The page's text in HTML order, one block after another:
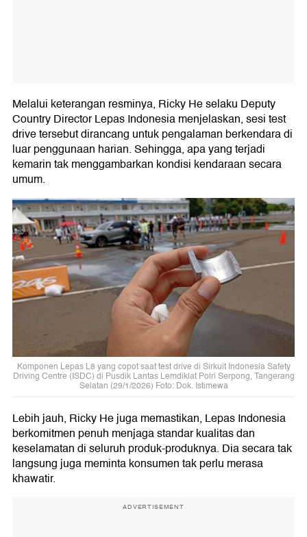
Melalui keterangan resminya, Ricky He selaku Deputy
Country Director Lepas Indonesia menjelaskan, sesi test
drive tersebut dirancang untuk pengalaman berkendara di
luar penggunaan harian. Sehingga, apa yang terjadi
kemarin tak menggambarkan kondisi kendaraan secara
umum.
Komponen Lepas L8 yang copot saat test drive di Sirkuit Indonesia Safety
Driving Centre (ISDC) di Pusdik Lantas Lemdiklat Polri Serpong, Tangerang
Selatan (29/1/2026) Foto: Dok. Istimewa
Lebih jauh, Ricky He juga memastikan, Lepas Indonesia
berkomitmen penuh menjaga standar kualitas dan
keselamatan di seluruh produk-produknya. Dia secara tak
langsung juga meminta konsumen tak perlu merasa
khawatir.
ADVERTISEMENT